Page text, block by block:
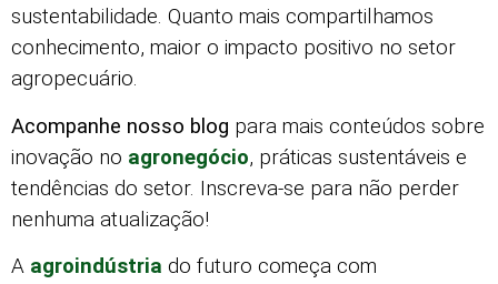
sustentabilidade. Quanto mais compartilhamos
conhecimento, maior o impacto positivo no setor
agropecuário.
Acompanhe nosso blog para mais conteúdos sobre
inovação no agronegócio, práticas sustentáveis e
tendências do setor. Inscreva-se para não perder
nenhuma atualização!
A agroindústria do futuro começa com